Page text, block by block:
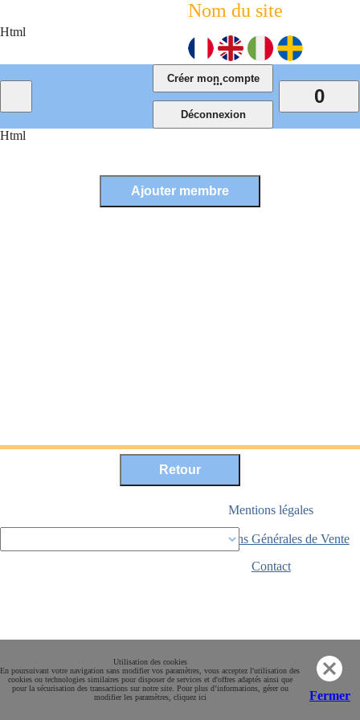
Html
Nom du site
Html
0
...
Utilisation des cookies
En poursuivant votre navigation sans modifier vos paramètres, vous acceptez l'utilisation des
cookies ou technologies similaires pour disposer de services et d'offres adaptés ainsi que
pour la sécurisation des transactions sur notre site. Pour plus d’informations, gérer ou
modifier les paramètres, cliquez ici
Fermer
Paiement sécurisé
Mentions légales
Conditions Générales de Vente
Contact